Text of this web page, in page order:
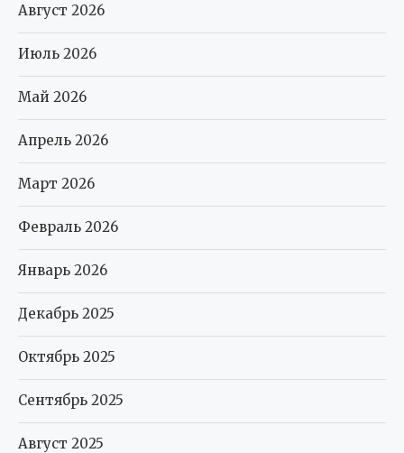
Август 2026
Июль 2026
Май 2026
Апрель 2026
Март 2026
Февраль 2026
Январь 2026
Декабрь 2025
Октябрь 2025
Сентябрь 2025
Август 2025